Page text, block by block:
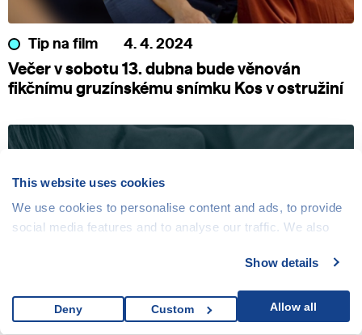
This website uses cookies
We use cookies to personalise content and ads, to provide
social media features and to analyse our traffic. We also
media, advertising and analytics partners who may
them or that they’ve collected from your use of their
services.
Show details
Allow all
Custom
Deny
Tip na film 4. 4. 2024
Večer v sobotu 13. dubna bude věnován
fikčnímu gruzínskému snímku Kos v ostružiní
Novinka 3. 4. 2024